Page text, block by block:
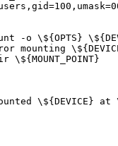
-o \${OPTS}
mounting
\${MOUNT_POINT}
\${DEVICE} at